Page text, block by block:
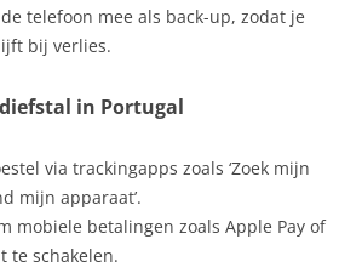
telefoon mee als back-up, zodat je
bij verlies.
in Portugal
via trackingapps zoals ‘Zoek mijn
mijn apparaat’.
mobiele betalingen zoals Apple Pay of
te schakelen.